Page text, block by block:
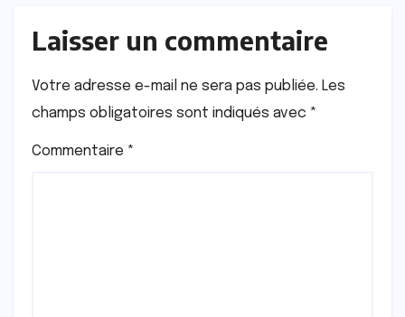
Laisser un commentaire
Votre adresse e-mail ne sera pas publiée. Les
champs obligatoires sont indiqués avec *
Commentaire *